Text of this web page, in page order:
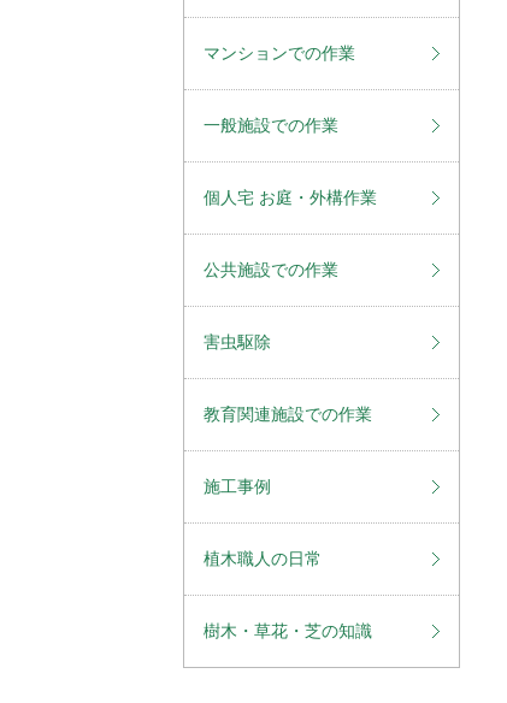
マンションでの作業
一般施設での作業
個人宅 お庭・外構作業
公共施設での作業
害虫駆除
教育関連施設での作業
施工事例
植木職人の日常
樹木・草花・芝の知識